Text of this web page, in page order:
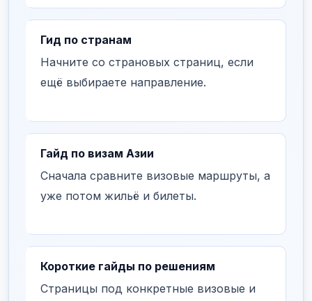
Гид по странам
Начните со страновых страниц, если
ещё выбираете направление.
Гайд по визам Азии
Сначала сравните визовые маршруты, а
уже потом жильё и билеты.
Короткие гайды по решениям
Страницы под конкретные визовые и